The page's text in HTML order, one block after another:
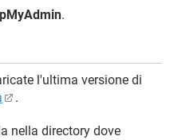
.
l'ultima versione di
.
nella directory dove